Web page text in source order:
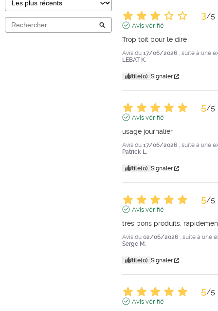
3/5
Avis vérifié
Trop toit pour le dire
Avis du 17/06/2026 , suite à une
LEBAT K.
Utile(0) Signaler
5/5
Avis vérifié
usage journalier
Avis du 17/06/2026 , suite à une
Patrick L.
Utile(0) Signaler
5/5
Avis vérifié
très bons produits,
Avis du 02/06/2026 , suite à une
Serge M.
Utile(0) Signaler
5/5
Avis vérifié